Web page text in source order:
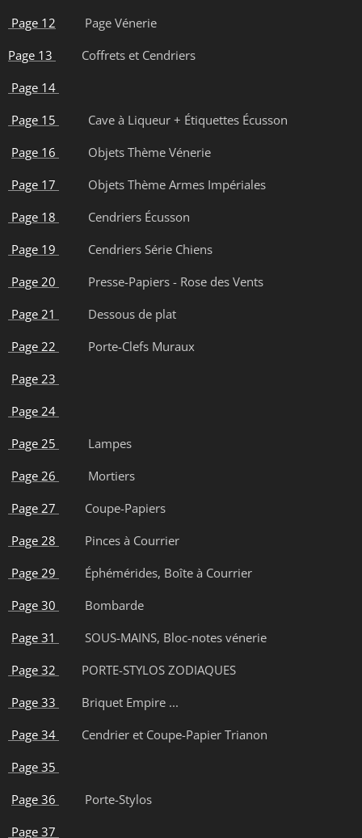
Page 12 Page Vénerie
Page 13
Coffrets et Cendriers
Page 14
Page 15
Cave à Liqueur + Étiquettes Écusson
Page 16
Objets Thème Vénerie
Page 17
Objets Thème Armes Impériales
Page 18
Cendriers Écusson
Page 19
Cendriers Série Chiens
Page 20
Presse-Papiers - Rose des Vents
Page 21
Dessous de plat
Page 22
Porte-Clefs Muraux
Page 23
Page 24
Page 25
Lampes
Page 26
Mortiers
Page 27
Coupe-Papiers
Page 28
Pinces à Courrier
Page 29
Éphémérides, Boîte à Courrier
Page 30
Bombarde
Page 31
SOUS-MAINS, Bloc-notes vénerie
Page 32
PORTE-STYLOS ZODIAQUES
Page 33
Briquet Empire ...
Page 34
Cendrier et Coupe-Papier Trianon
Page 35
Page 36
Porte-Stylos
Page 37